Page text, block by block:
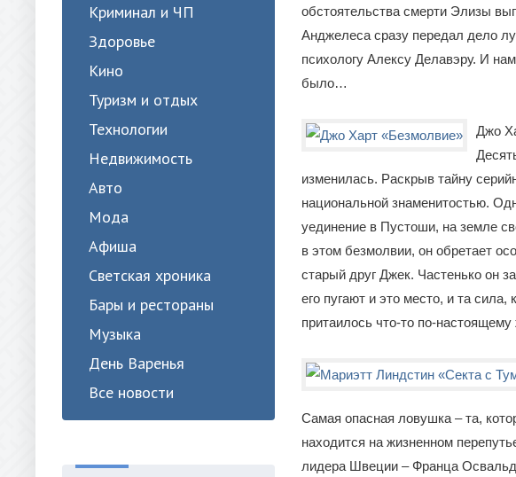
Криминал и ЧП
Здоровье
Кино
Туризм и отдых
Технологии
Недвижимость
Авто
Мода
Афиша
Светская хроника
Бары и рестораны
Музыка
День Варенья
Все новости
обстоятельства смерти Элизы
Анджелеса сразу передал дело
психологу Алексу Делавэру. И
было…
Джо
изменилась. Раскрыв тайну
национальной знаменитостью.
уединение в Пустоши, на земле
в этом безмолвии, он обретает
старый друг Джек. Частенько он
его пугают и это место, и та
притаилось что-то по-
Самая опасная ловушка – та,
находится на жизненном
лидера Швеции – Франца